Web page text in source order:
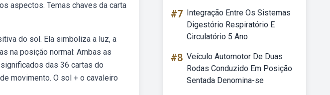
aspectos. Temas chaves da carta
do sol. Ela simboliza a luz, a
na posição normal: Ambas as
das 36 cartas do
movimento. O sol + o cavaleiro
#7 Integração Entre Os Sistemas
Digestório Respiratório E
Circulatório 5 Ano
#8 Veículo Automotor De Duas
Rodas Conduzido Em Posição
Sentada Denomina-se